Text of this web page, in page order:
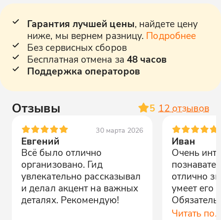
Гарантия лучшей цены, найдете цену
ниже, мы вернем разницу. Подробнее
Без сервисных сборов
Бесплатная отмена за 48 часов
Поддержка операторов
Отзывы 5 12 отзывов
30 марта 2026
Евгений
Всё было отлично
организовано. Гид
увлекательно рассказывал
и делал акцент на важных
деталях. Рекомендую!
Иван
Очень
отлично
умеет его
раз.
Читать